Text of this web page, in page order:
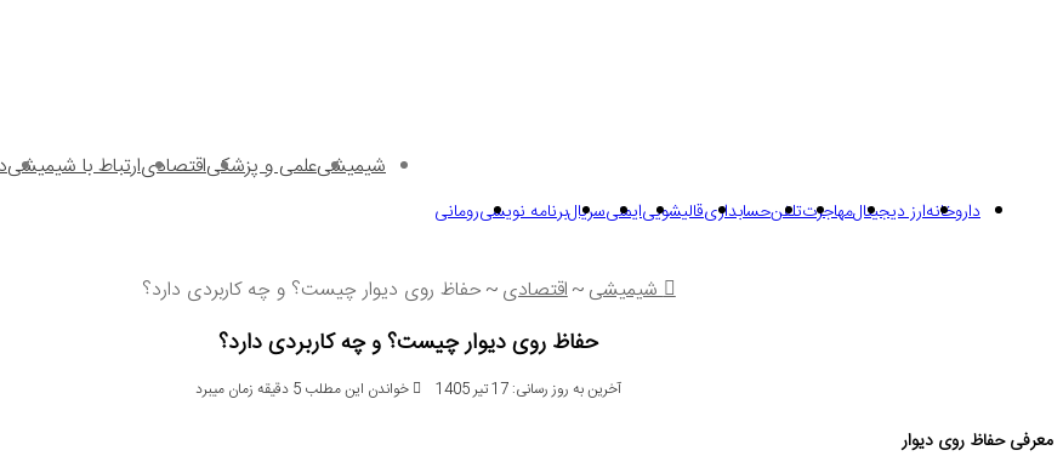
داروخانهارز دیجیتالمهاجرتتلفنحسابداریقالیشوییایمنیسریالبرنامه نویسیرومانی
شیمیشیعلمی و پزشکیاقتصادیارتباط با شیمیشی
شیمیشی~اقتصادی~حفاظ روی دیوار چیست؟ و چه کاربردی دارد؟
حفاظ روی دیوار چیست؟ و چه کاربردی دارد؟
آخرین به روز رسانی: 17 تیر 1405 خواندن این مطلب 5 دقیقه زمان میبرد
معرفی حفاظ روی دیوار